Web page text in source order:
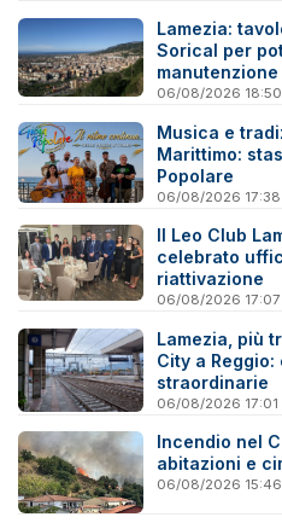
Lamezia:
Sorical per
manutenzione
06/08/2026 18:50
Musica e
Marittimo:
Popolare
06/08/2026 17:38
Il Leo Club
celebrato
riattivazione
06/08/2026 17:07
Lamezia, più
City a
straordinarie
06/08/2026 17:01
Incendio nel
abitazioni e
06/08/2026 15:46